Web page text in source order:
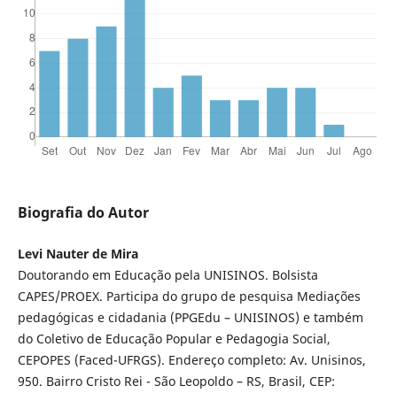
Biografia do Autor
Levi Nauter de Mira
Doutorando em Educação pela UNISINOS. Bolsista
CAPES/PROEX. Participa do grupo de pesquisa Mediações
pedagógicas e cidadania (PPGEdu – UNISINOS) e também
do Coletivo de Educação Popular e Pedagogia Social,
CEPOPES (Faced-UFRGS). Endereço completo: Av. Unisinos,
950. Bairro Cristo Rei - São Leopoldo – RS, Brasil, CEP: